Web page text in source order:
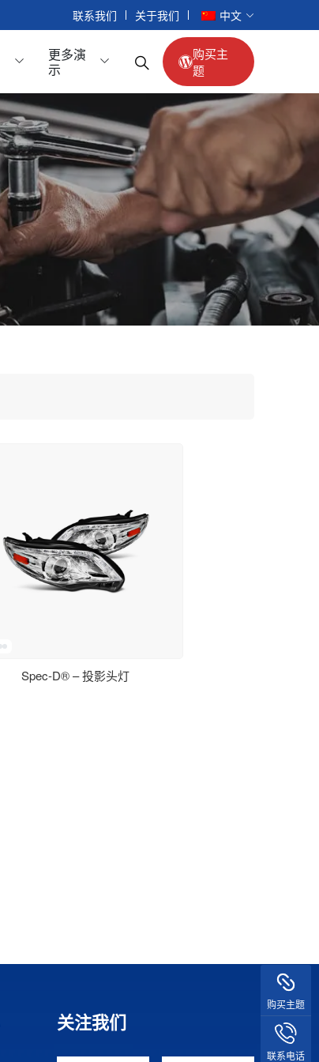
联系我们 关于我们 中文
乘用车
合金车轮
车内配件
倒车影像
座椅配件
更多演
示
购买主
题
Spec-D® – 投影头灯
关注我们
购买主题
联系电话